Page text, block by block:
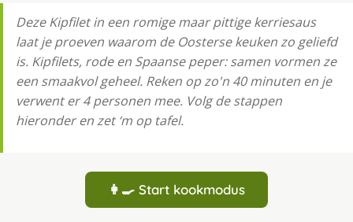
Deze Kipfilet in een romige maar pittige kerriesaus
laat je proeven waarom de Oosterse keuken zo geliefd
is. Kipfilets, rode en Spaanse peper: samen vormen ze
een smaakvol geheel. Reken op zo'n 40 minuten en je
verwent er 4 personen mee. Volg de stappen
hieronder en zet ‘m op tafel.
👩‍🍳 Start kookmodus